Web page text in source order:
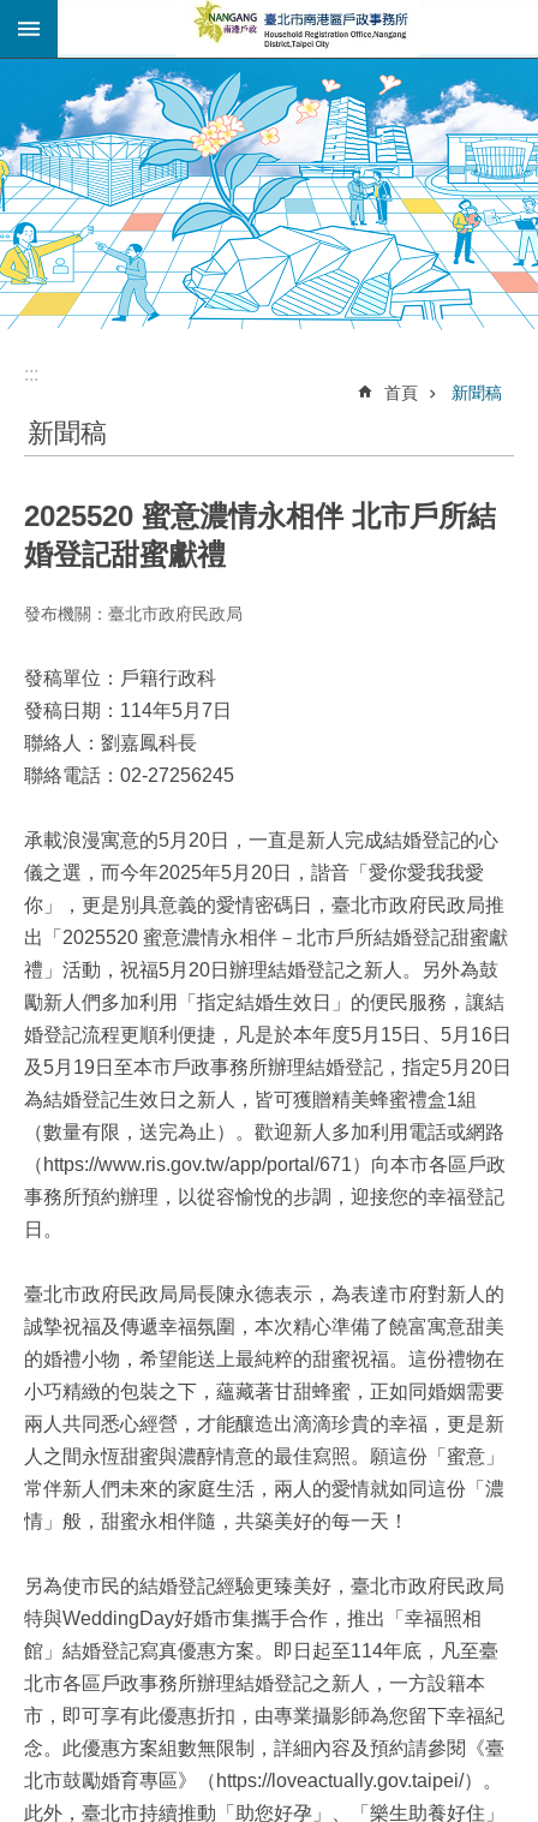
跳到主要內容區塊
:::
:::
首頁 新聞稿
新聞稿
2025520 蜜意濃情永相伴 北市戶所結
婚登記甜蜜獻禮
發布機關：臺北市政府民政局
發稿單位：戶籍行政科
發稿日期：114年5月7日
聯絡人：劉嘉鳳科長
聯絡電話：02-27256245
承載浪漫寓意的5月20日，一直是新人完成結婚登記的心
儀之選，而今年2025年5月20日，諧音「愛你愛我我愛
你」，更是別具意義的愛情密碼日，臺北市政府民政局推
出「2025520 蜜意濃情永相伴－北市戶所結婚登記甜蜜獻
禮」活動，祝福5月20日辦理結婚登記之新人。另外為鼓
勵新人們多加利用「指定結婚生效日」的便民服務，讓結
婚登記流程更順利便捷，凡是於本年度5月15日、5月16日
及5月19日至本市戶政事務所辦理結婚登記，指定5月20日
為結婚登記生效日之新人，皆可獲贈精美蜂蜜禮盒1組
（數量有限，送完為止）。歡迎新人多加利用電話或網路
（https://www.ris.gov.tw/app/portal/671）向本市各區戶政
事務所預約辦理，以從容愉悅的步調，迎接您的幸福登記
日。
臺北市政府民政局局長陳永德表示，為表達市府對新人的
誠摯祝福及傳遞幸福氛圍，本次精心準備了饒富寓意甜美
的婚禮小物，希望能送上最純粹的甜蜜祝福。這份禮物在
小巧精緻的包裝之下，蘊藏著甘甜蜂蜜，正如同婚姻需要
兩人共同悉心經營，才能釀造出滴滴珍貴的幸福，更是新
人之間永恆甜蜜與濃醇情意的最佳寫照。願這份「蜜意」
常伴新人們未來的家庭生活，兩人的愛情就如同這份「濃
情」般，甜蜜永相伴隨，共築美好的每一天！
另為使市民的結婚登記經驗更臻美好，臺北市政府民政局
特與WeddingDay好婚市集攜手合作，推出「幸福照相
館」結婚登記寫真優惠方案。即日起至114年底，凡至臺
北市各區戶政事務所辦理結婚登記之新人，一方設籍本
市，即可享有此優惠折扣，由專業攝影師為您留下幸福紀
念。此優惠方案組數無限制，詳細內容及預約請參閱《臺
北市鼓勵婚育專區》（https://loveactually.gov.taipei/）。
此外，臺北市持續推動「助您好孕」、「樂生助養好住」